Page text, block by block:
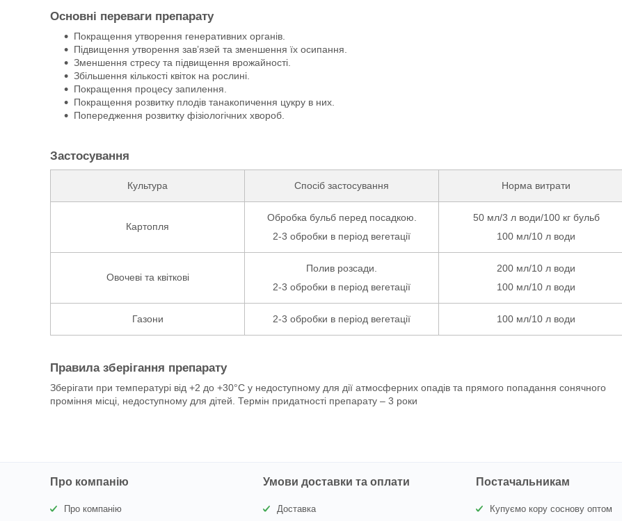
Основні переваги препарату
Покращення утворення генеративних органів.
Підвищення утворення зав’язей та зменшення їх осипання.
Зменшення стресу та підвищення врожайності.
Збільшення кількості квіток на рослині.
Покращення процесу запилення.
Покращення розвитку плодів танакопичення цукру в них.
Попередження розвитку фізіологічних хвороб.
Застосування
Культура Спосіб застосування Норма витрати
Картопля
Обробка бульб перед посадкою.
2-3 обробки в період вегетації
50 мл/3 л води/100 кг бульб
100 мл/10 л води
Овочеві та квіткові
Полив розсади.
2-3 обробки в період вегетації
200 мл/10 л води
100 мл/10 л води
Газони 2-3 обробки в період вегетації 100 мл/10 л води
Правила зберігання препарату
Зберігати при температурі від +2 до +30°С у недоступному для дії атмосферних опадів та прямого попадання сонячного
проміння місці, недоступному для дітей. Термін придатності препарату – 3 роки
Про компанію
Про компанію
Умови доставки та оплати
Доставка
Постачальникам
Купуємо кору соснову оптом